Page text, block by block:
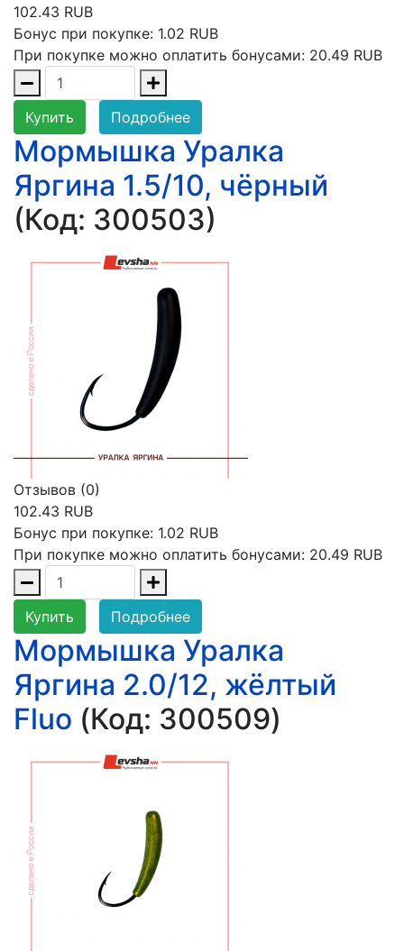
102.43 RUB
Бонус при покупке: 1.02 RUB
При покупке можно оплатить бонусами: 20.49 RUB
Купить Подробнее
Мормышка Уралка
Яргина 1.5/10, чёрный
(Код: 300503)
Отзывов (0)
102.43 RUB
Бонус при покупке: 1.02 RUB
При покупке можно оплатить бонусами: 20.49 RUB
Купить Подробнее
Мормышка Уралка
Яргина 2.0/12, жёлтый
Fluo (Код: 300509)